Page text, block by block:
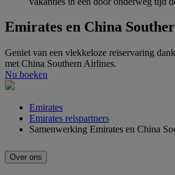
Emirates en China
Geniet van een vlekkeloze reiservaring
met China Southern Airlines.
Nu boeken
Emirates
Emirates reispartners
Samenwerking Emirates en China
Over ons